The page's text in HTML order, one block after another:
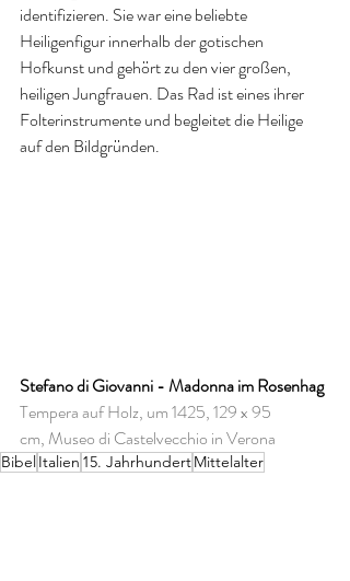
identifizieren. Sie war eine beliebte
Heiligenfigur innerhalb der gotischen
Hofkunst und gehört zu den vier großen,
heiligen Jungfrauen. Das Rad ist eines ihrer
Folterinstrumente und begleitet die Heilige
auf den Bildgründen.
Stefano di Giovanni - Madonna im Rosenhag
Tempera auf Holz, um 1425, 129 x 95
cm, Museo di Castelvecchio in Verona
BibelItalien 15. JahrhundertMittelalter